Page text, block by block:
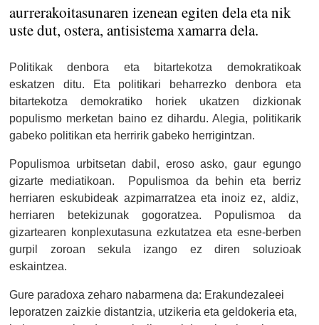
aurrerakoitasunaren izenean egiten dela eta nik
uste dut, ostera, antisistema xamarra dela.
Politikak denbora eta bitartekotza demokratikoak
eskatzen ditu. Eta politikari beharrezko denbora eta
bitartekotza demokratiko horiek ukatzen dizkionak
populismo merketan baino ez dihardu. Alegia, politikarik
gabeko politikan eta herririk gabeko herrigintzan.
Populismoa urbitsetan dabil, eroso asko, gaur egungo
gizarte mediatikoan.
Populismoa da behin eta berriz
herriaren eskubideak azpimarratzea eta inoiz ez, aldiz,
herriaren betekizunak gogoratzea. Populismoa da
gizartearen konplexutasuna ezkutatzea eta esne-berben
gurpil zoroan sekula izango ez diren soluzioak
eskaintzea.
Gure paradoxa zeharo nabarmena da: Erakundezaleei
leporatzen zaizkie distantzia, utzikeria eta geldokeria eta,